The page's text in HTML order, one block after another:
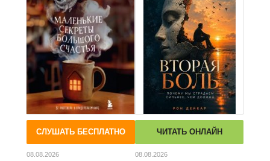
СЛУШАТЬ БЕСПЛАТНО
08.08.2026
ЧИТАТЬ ОНЛАЙН
08.08.2026